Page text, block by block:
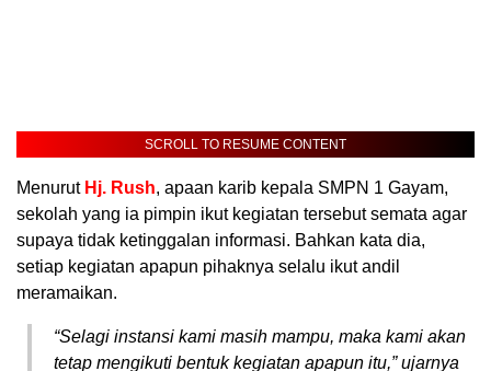
SCROLL TO RESUME CONTENT
Menurut Hj. Rush, apaan karib kepala SMPN 1 Gayam,
sekolah yang ia pimpin ikut kegiatan tersebut semata agar
supaya tidak ketinggalan informasi. Bahkan kata dia,
setiap kegiatan apapun pihaknya selalu ikut andil
meramaikan.
“Selagi instansi kami masih mampu, maka kami akan
tetap mengikuti bentuk kegiatan apapun itu,” ujarnya